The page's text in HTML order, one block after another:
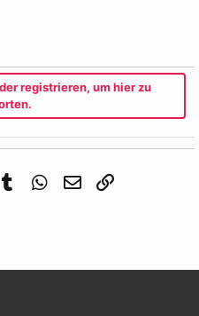
registrieren, um hier zu
Tumblr WhatsApp
E-Mail